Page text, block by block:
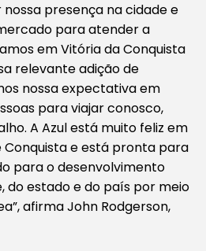
presença na cidade e
para atender a
em Vitória da Conquista
relevante adição de
nossa expectativa em
para viajar conosco,
A Azul está muito feliz em
e está pronta para
para o desenvolvimento
do estado e do país por meio
afirma John Rodgerson,